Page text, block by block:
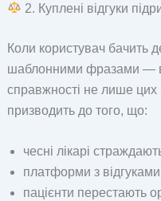
2. Куплені відгуки
Коли користувач бачить
шаблонними фразами —
справжності не лише цих
призводить до того, що:
чесні лікарі
платформи з
пацієнти перестають